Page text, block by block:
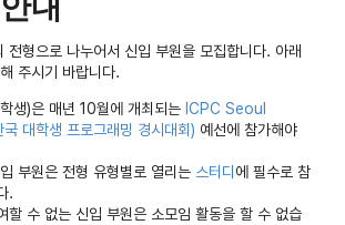
전형으로 나누어서 신입 부원을 모집합니다. 아래
주시기 바랍니다.
생)은 매년 10월에 개최되는 ICPC Seoul
대학생 프로그래밍 경시대회) 예선에 참가해야
부원은 전형 유형별로 열리는 스터디 에 필수로 참
.
할 수 없는 신입 부원은 소모임 활동을 할 수 없습